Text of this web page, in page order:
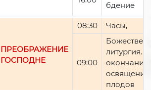
бдение
ПРЕОБРАЖЕНИЕ
ГОСПОДНЕ
08:30 Часы,
09:00
литургия.
окончании
освящение
плодов